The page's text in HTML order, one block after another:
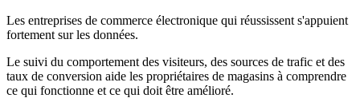
Les entreprises de commerce électronique qui réussissent s'appuient
fortement sur les données.
Le suivi du comportement des visiteurs, des sources de trafic et des
taux de conversion aide les propriétaires de magasins à comprendre
ce qui fonctionne et ce qui doit être amélioré.